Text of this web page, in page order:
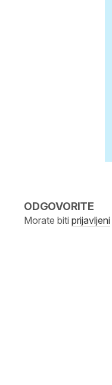
ODGOVORITE
Morate biti prijavljeni